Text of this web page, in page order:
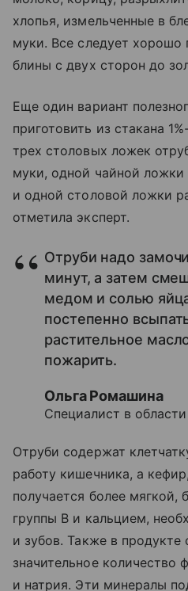
хлопья, измельченные в
муки. Все следует хорошо
блины с двух сторон до
Еще один вариант
приготовить из стакана
трех столовых ложек
муки, одной чайной
и одной столовой ложки
отметила эксперт.
Отруби надо
минут, а затем
медом и солью
постепенно
растительное
пожарить.
Ольга Ромашина
Специалист в
Отруби содержат
работу кишечника, а
получается более мягкой,
группы В и кальцием,
и зубов. Также в продукте
значительное количество
и натрия. Эти минералы